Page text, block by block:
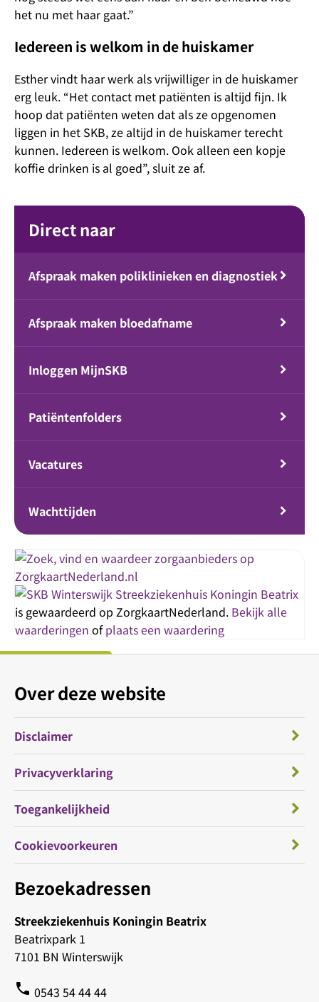
het nu met haar gaat.”
Iedereen is welkom in de huiskamer
Esther vindt haar werk als vrijwilliger in de huiskamer
erg leuk. “Het contact met patiënten is altijd fijn. Ik
hoop dat patiënten weten dat als ze opgenomen
liggen in het SKB, ze altijd in de huiskamer terecht
kunnen. Iedereen is welkom. Ook alleen een kopje
koffie drinken is al goed”, sluit ze af.
Direct naar
Afspraak maken poliklinieken en diagnostiek
Afspraak maken bloedafname
Inloggen MijnSKB
Patiëntenfolders
Vacatures
Wachttijden
Streekziekenhuis Koningin Beatrix
is gewaardeerd op ZorgkaartNederland. Bekijk alle
waarderingen ofplaats een waardering
Bezoekadressen
Streekziekenhuis Koningin Beatrix
Beatrixpark 1
7101 BN Winterswijk
phone 0543 54 44 44
Over deze website
Disclaimer
Privacyverklaring
Toegankelijkheid
Cookievoorkeuren